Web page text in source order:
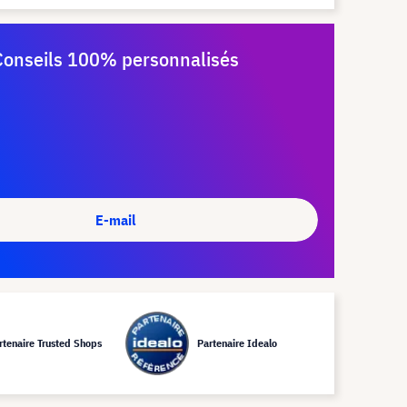
100% personnalisés
E-mail
Trusted Shops Partenaire Idealo